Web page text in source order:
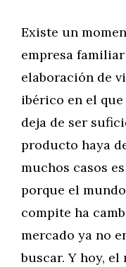
Existe un
empresa
elaboración de
ibérico en el
deja de ser
producto haya
muchos casos
porque el
compite ha
mercado ya no
buscar. Y hoy, el